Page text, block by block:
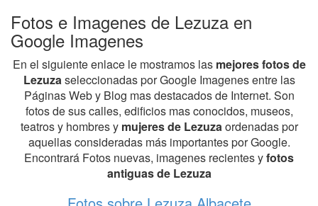
Fotos e Imagenes de Lezuza en
Google Imagenes
En el siguiente enlace le mostramos las mejores fotos de
Lezuzaseleccionadas por Google Imagenes entre las
Páginas Web y Blog mas destacados de Internet. Son
fotos de sus calles, edificios mas conocidos, museos,
teatros y hombres y mujeres de Lezuzaordenadas por
aquellas consideradas más importantes por Google.
Encontrará Fotos nuevas, imagenes recientes yfotos
antiguas de Lezuza